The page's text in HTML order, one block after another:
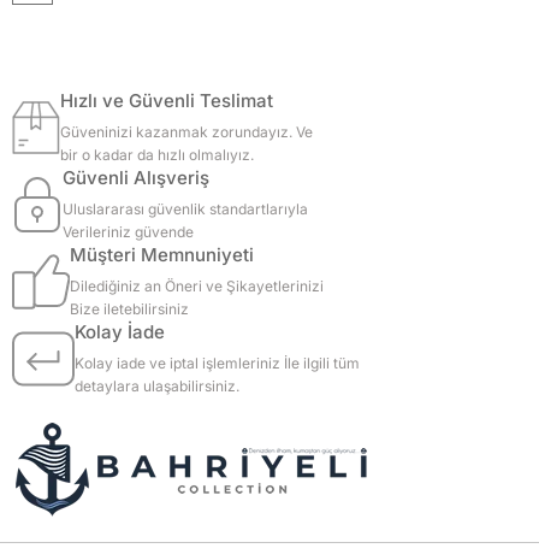
Hızlı ve Güvenli Teslimat
Güveninizi kazanmak zorundayız. Ve
bir o kadar da hızlı olmalıyız.
Güvenli Alışveriş
Uluslararası güvenlik standartlarıyla
Verileriniz güvende
Müşteri Memnuniyeti
Dilediğiniz an Öneri ve Şikayetlerinizi
Bize iletebilirsiniz
Kolay İade
Kolay iade ve iptal işlemleriniz İle ilgili tüm
detaylara ulaşabilirsiniz.